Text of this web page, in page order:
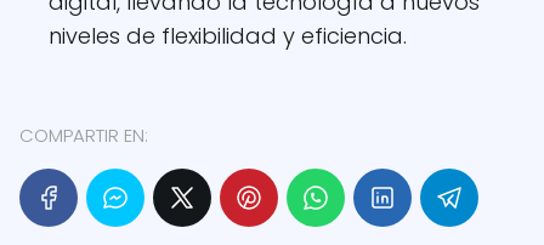
niveles de flexibilidad y eficiencia.
COMPARTIR EN: